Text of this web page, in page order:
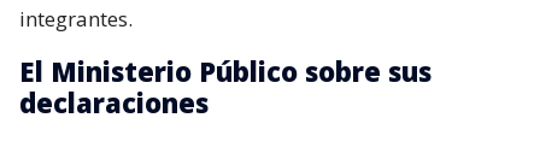
integrantes.
El Ministerio Público sobre sus
declaraciones